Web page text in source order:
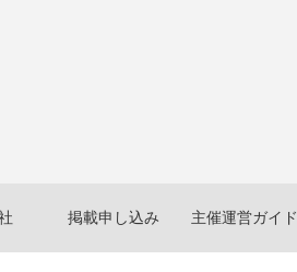
掲載申し込み 主催運営ガイド